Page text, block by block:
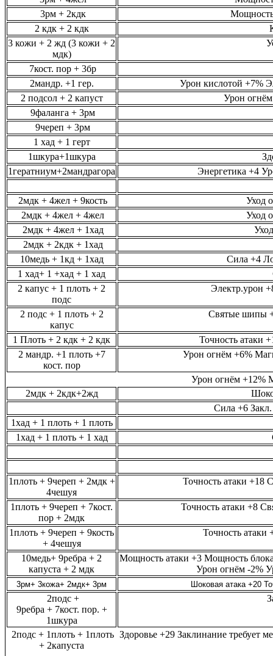
3рм + 2кдк
2 кдк + 2 кдк
3 кожи + 2 жд (3 кожи + 2
мдк)
7кост. пор + 3бр
2мандр. +1 гер.
Урон кислотой +7%
2 подсол + 2 капуст
Урон
9фаланга + 3рм
9череп + 3рм
1 хад + 1 герт
1шкура+1шкура
1гератниум+2мандрагора
Энергетика +4
2мдк + 4жел + 9кость
Уход
2мдк + 4жел + 4жел
Уход
2мдк + 4жел + 1хад
2мдк + 2кдк + 1хад
10медь + 1кд + 1хад
Сила +4
1 хад+ 1 +хад + 1 хад
2 капус + 1 плоть + 2
подс
Электр.урон
2 подс + 1 плоть + 2
капус
Святые шипы
1 Плоть + 2 кдк + 2 кдк
Точность атаки
2 мандр. +1 плоть +7
кост. пор
Урон огнём +6%
Урон огнём +12%
2мдк + 2кдк+2жд
Сила +6
1хад + 1 плоть + 1 плоть
1хад + 1 плоть + 1 хад
1плоть + 9череп + 2мдк +
4чешуя
Точность атаки
1плоть + 9череп + 7кост.
пор + 2мдк
Точность атаки +8
1плоть + 9череп + 9кость
+ 4чешуя
Точность
10медь+ 9ребра + 2
капуста + 2 мдк
Мощность атаки +3 Мощность
Урон огнём -2%
3рм+ 3кожа+ 2мдк+ 3рм Шоковая атака +20
2подс +
9ребра + 7кост. пор. +
1шкура
2подс + 1плоть + 1плоть
+ 2капуста
Здоровье +29 Заклинание требует